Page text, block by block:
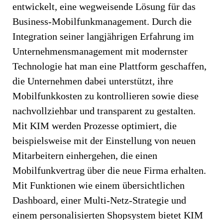
entwickelt, eine wegweisende Lösung für das
Business-Mobilfunkmanagement. Durch die
Integration seiner langjährigen Erfahrung im
Unternehmensmanagement mit modernster
Technologie hat man eine Plattform geschaffen,
die Unternehmen dabei unterstützt, ihre
Mobilfunkkosten zu kontrollieren sowie diese
nachvollziehbar und transparent zu gestalten.
Mit KIM werden Prozesse optimiert, die
beispielsweise mit der Einstellung von neuen
Mitarbeitern einhergehen, die einen
Mobilfunkvertrag über die neue Firma erhalten.
Mit Funktionen wie einem übersichtlichen
Dashboard, einer Multi-Netz-Strategie und
einem personalisierten Shopsystem bietet KIM